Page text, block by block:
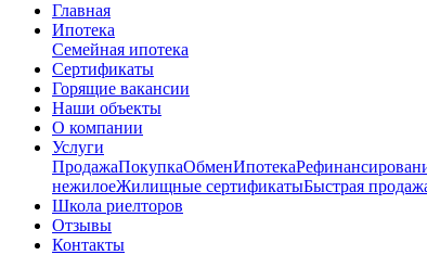
Главная
Ипотека
Семейная ипотека
Сертификаты
Горящие вакансии
Наши объекты
О компании
Услуги
ПродажаПокупкаОбменИпотека
нежилоеЖилищные сертификатыБыстрая
Школа риелторов
Отзывы
Контакты